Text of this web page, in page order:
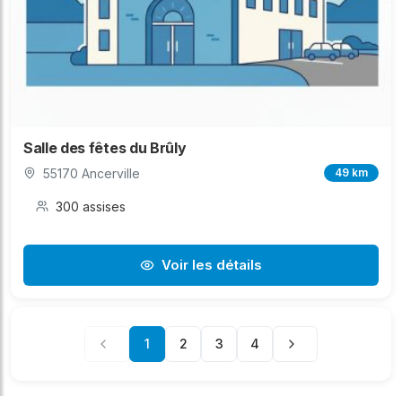
Salle des fêtes du Brûly
55170 Ancerville 49 km
300 assises
Voir les détails
1 2 3 4